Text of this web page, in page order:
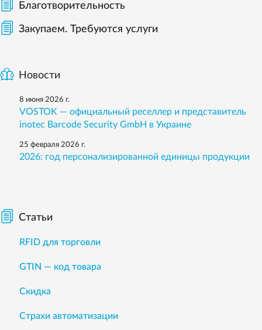
Благотворительность
Закупаем. Требуются услуги
Новости
8 июня 2026 г.
VOSTOK — официальный реселлер и представитель
inotec Barcode Security GmbH в Украине
25 февраля 2026 г.
2026: год персонализированной единицы продукции
Статьи
RFID для торговли
GTIN — код товара
Скидка
Страхи автоматизации